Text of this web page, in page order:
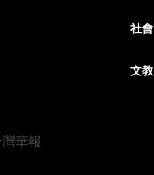
社會
文教